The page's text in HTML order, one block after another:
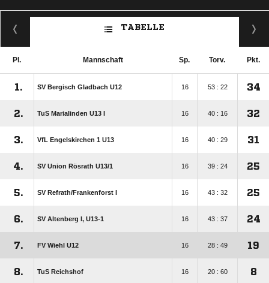
TABELLE
Pl. Mannschaft Sp. Torv. Pkt.
1. SV Bergisch Gladbach U12 16 53 : 22 34
2. TuS Marialinden U13 I 16 40 : 16 32
3. VfL Engelskirchen 1 U13 16 40 : 29 31
4. SV Union Rösrath U13/​1 16 39 : 24 25
5. SV Refrath/​Frankenforst I 16 43 : 32 25
6. SV Altenberg I, U13-1 16 43 : 37 24
7. FV Wiehl U12 16 28 : 49 19
8. TuS Reichshof 16 20 : 60 8